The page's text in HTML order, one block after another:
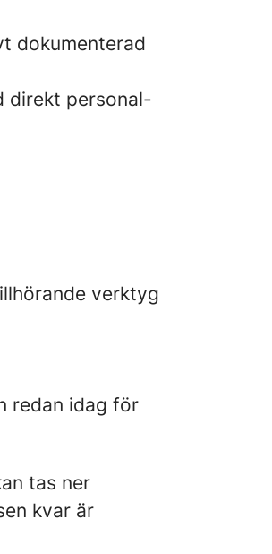
dokumenterad
direkt personal-
verktyg
redan idag för
tas ner
kvar är